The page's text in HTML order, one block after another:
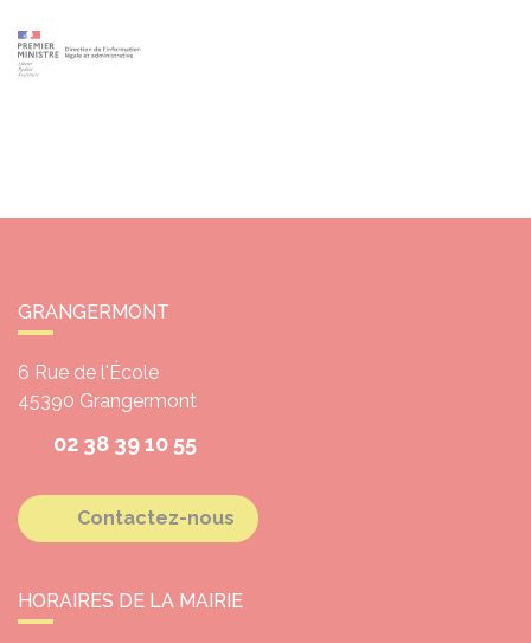
GRANGERMONT
6 Rue de l'École
45390 Grangermont
02 38 39 10 55
Contactez-nous
HORAIRES DE LA MAIRIE